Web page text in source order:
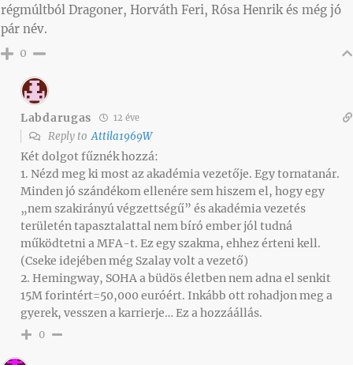
régmúltból Dragoner, Horváth Feri, Rósa Henrik és még jó
pár név.
0
Labdarugas 12 éve
Reply toAttila1969W
Két dolgot fűznék hozzá:
1. Nézd meg ki most az akadémia vezetője. Egy tornatanár.
Minden jó szándékom ellenére sem hiszem el, hogy egy
„nem szakirányú végzettségű” és akadémia vezetés
területén tapasztalattal nem bíró ember jól tudná
működtetni a MFA-t. Ez egy szakma, ehhez érteni kell.
(Cseke idejében még Szalay volt a vezető)
2. Hemingway, SOHA a büdös életben nem adna el senkit
15M forintért=50,000 euróért. Inkább ott rohadjon meg a
gyerek, vesszen a karrierje… Ez a hozzáállás.
0